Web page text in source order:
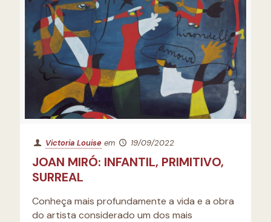
Victoria Louise em 19/09/2022
JOAN MIRÓ: INFANTIL, PRIMITIVO,
SURREAL
Conheça mais profundamente a vida e a obra
do artista considerado um dos mais